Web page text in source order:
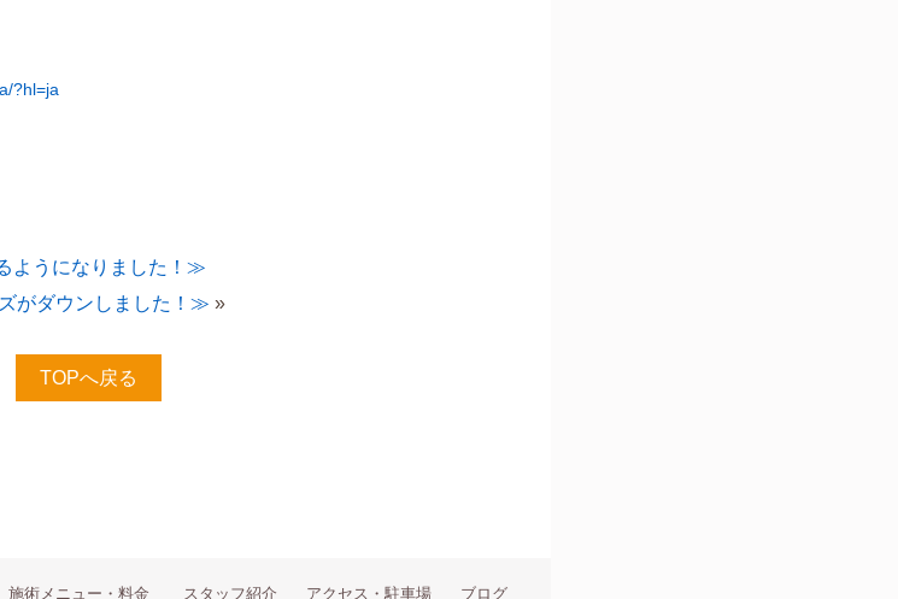
?hl=ja
ようになりました！≫
がダウンしました！≫ »
TOPへ戻る
施術メニュー・料金 スタッフ紹介 アクセス・駐車場 ブログ